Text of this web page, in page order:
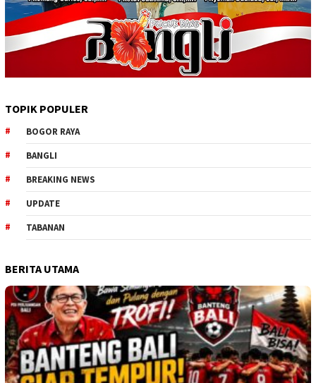
TOPIK POPULER
BOGOR RAYA
BANGLI
BREAKING NEWS
UPDATE
TABANAN
BERITA UTAMA